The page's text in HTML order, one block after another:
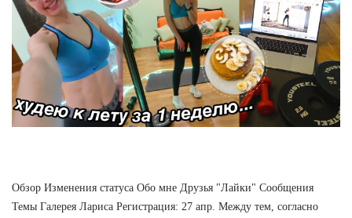
Обзор Изменения статуса Обо мне Друзья "Лайки" Сообщения
Темы Галерея Лариса Регистрация: 27 апр. Между тем, согласно